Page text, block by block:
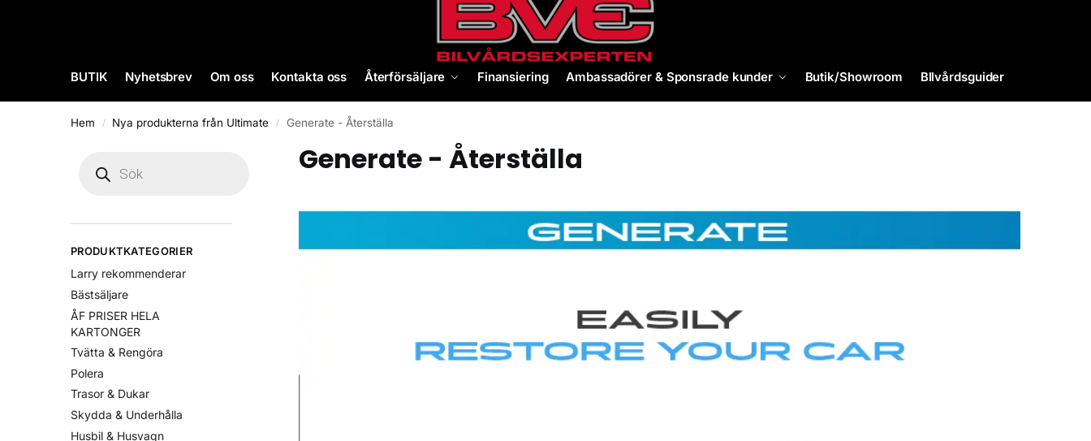
BUTIK Nyhetsbrev Om oss Kontakta oss Återförsäljare Finansiering Ambassadörer & Sponsrade kunder Butik/Showroom BIlvårdsguider
Hem / Nya produkterna från Ultimate / Generate - Återställa
Generate - Återställa
PRODUKTKATEGORIER
Larry rekommenderar
Bästsäljare
ÅF PRISER HELA
KARTONGER
Tvätta & Rengöra
Polera
Trasor & Dukar
Skydda & Underhålla
Husbil & Husvagn